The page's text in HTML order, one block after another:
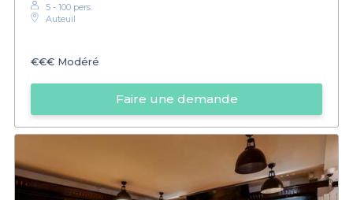
5 - 100 pers.
Auteuil
€€€ Modéré
Faire une demande